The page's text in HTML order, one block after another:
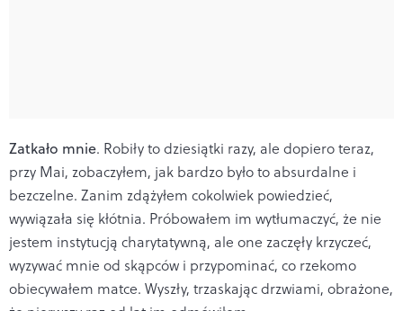
Zatkało mnie. Robiły to dziesiątki razy, ale dopiero teraz,
przy Mai, zobaczyłem, jak bardzo było to absurdalne i
bezczelne. Zanim zdążyłem cokolwiek powiedzieć,
wywiązała się kłótnia. Próbowałem im wytłumaczyć, że nie
jestem instytucją charytatywną, ale one zaczęły krzyczeć,
wyzywać mnie od skąpców i przypominać, co rzekomo
obiecywałem matce. Wyszły, trzaskając drzwiami, obrażone,